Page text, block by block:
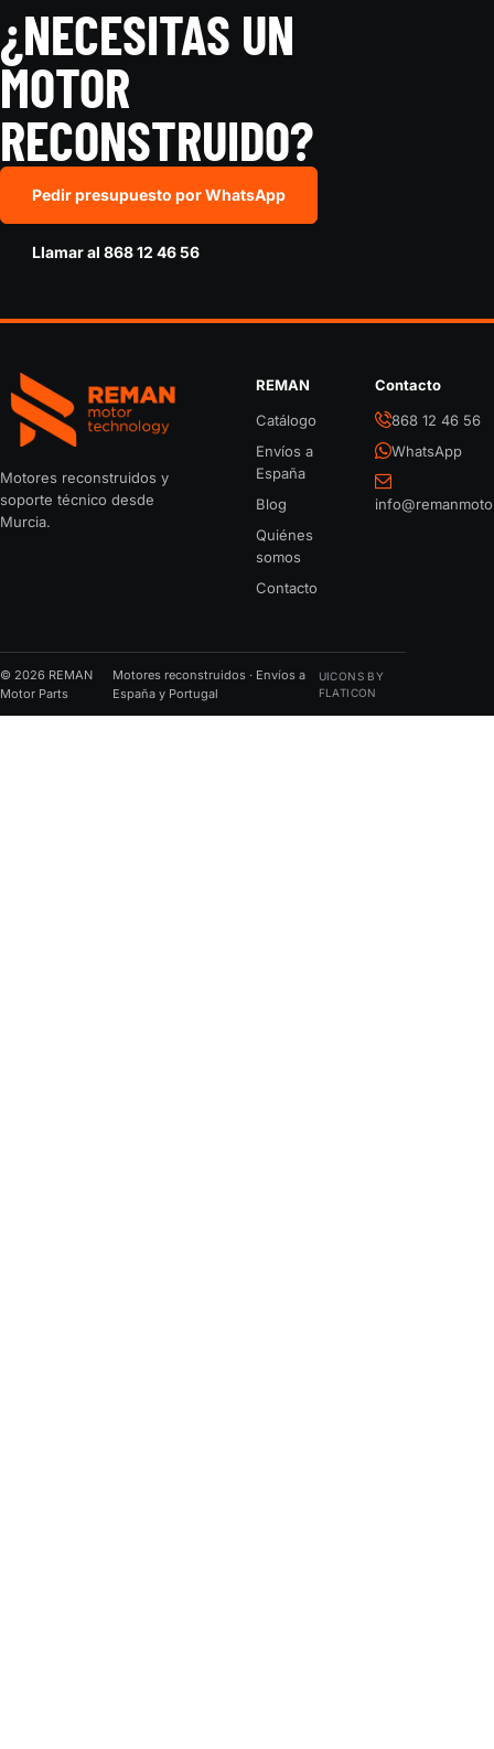
¿NECESITAS UN
MOTOR
RECONSTRUIDO?
Pedir presupuesto por WhatsApp
Llamar al 868 12 46 56
REMAN Motor Parts
Motores reconstruidos y
soporte técnico desde
Murcia.
REMAN
Catálogo
Envíos a
España
Blog
Quiénes
somos
Contacto
Contacto
868 12 46 56
WhatsApp
© 2026 REMAN
Motor Parts
Motores reconstruidos · Envíos a
España y Portugal
UICONS BY
FLATICON